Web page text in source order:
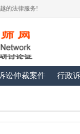
的法律服务!
讼仲裁案件 行政